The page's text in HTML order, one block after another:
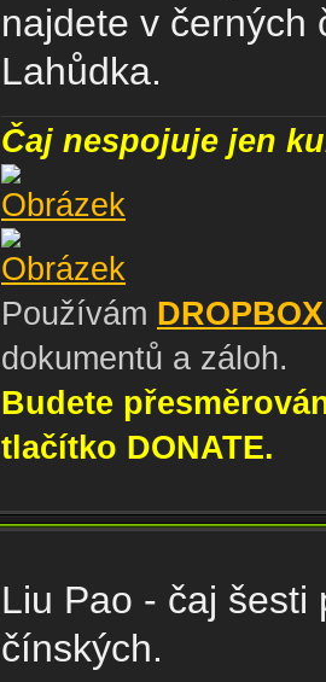
najdete v černých
Lahůdka.
Čaj nespojuje jen
Používám
dokumentů a záloh.
Budete
tlačítko DONATE.
Liu Pao - čaj šesti
čínských.